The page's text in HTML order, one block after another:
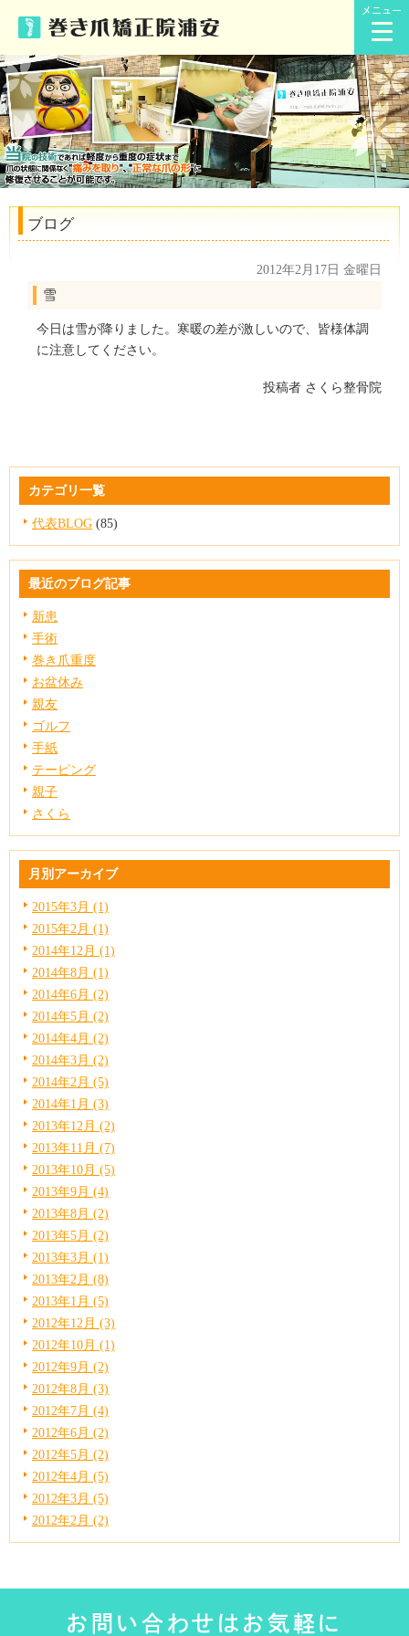
メニュー
ブログ
2012年2月17日 金曜日
雪
今日は雪が降りました。寒暖の差が激しいので、皆様体調
に注意してください。
投稿者 さくら整骨院
カテゴリ一覧
代表BLOG (85)
最近のブログ記事
新患
手術
巻き爪重度
お盆休み
親友
ゴルフ
手紙
テーピング
親子
さくら
月別アーカイブ
2015年3月 (1)
2015年2月 (1)
2014年12月 (1)
2014年8月 (1)
2014年6月 (2)
2014年5月 (2)
2014年4月 (2)
2014年3月 (2)
2014年2月 (5)
2014年1月 (3)
2013年12月 (2)
2013年11月 (7)
2013年10月 (5)
2013年9月 (4)
2013年8月 (2)
2013年5月 (2)
2013年3月 (1)
2013年2月 (8)
2013年1月 (5)
2012年12月 (3)
2012年10月 (1)
2012年9月 (2)
2012年8月 (3)
2012年7月 (4)
2012年6月 (2)
2012年5月 (2)
2012年4月 (5)
2012年3月 (5)
2012年2月 (2)
お問い合わせはお気軽に